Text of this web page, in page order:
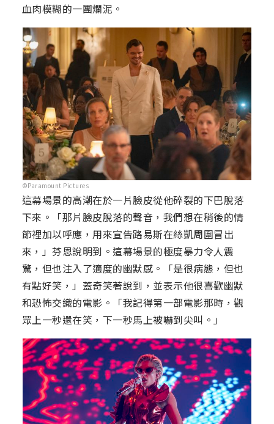
血肉模糊的一團爛泥。
©Paramount Pictures
這幕場景的高潮在於一片臉皮從他碎裂的下巴脫落
下來。「那片臉皮脫落的聲音，我們想在稍後的情
節裡加以呼應，用來宣告路易斯在絲凱周圍冒出
來，」芬恩說明到。這幕場景的極度暴力令人震
驚，但也注入了適度的幽默感。「是很病態，但也
有點好笑，」蓋奇笑著說到，並表示他很喜歡幽默
和恐怖交織的電影。「我記得第一部電影那時，觀
眾上一秒還在笑，下一秒馬上被嚇到尖叫。」